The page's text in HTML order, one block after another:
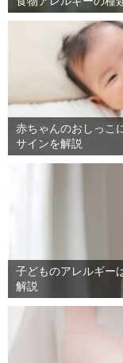
赤ちゃんのおしっこ
サインを解説
子どものアレルギー
解説